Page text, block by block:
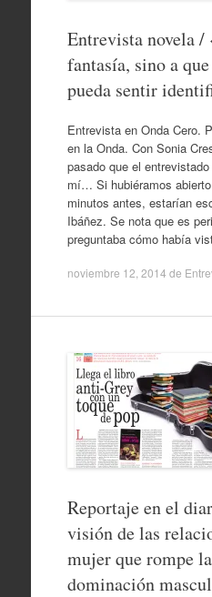
Entrevista novela /
fantasía, sino a
pueda sentir
Entrevista en Onda Cero.
en la Onda. Con Sonia
pasado que el
mí… Si hubiéramos
minutos antes, estarían
Ibáñez. Se nota que es
preguntaba cómo había
noviembre 12, 2014 de
Reportaje en el
visión de las
mujer que rompe
dominación